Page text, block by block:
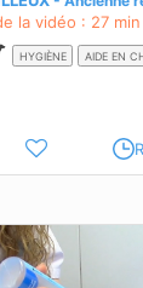
la vidéo : 27 min
HYGIÈNE AIDE EN